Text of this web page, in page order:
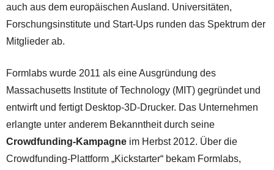
auch aus dem europäischen Ausland. Universitäten,
Forschungsinstitute und Start-Ups runden das Spektrum der
Mitglieder ab.
Formlabs wurde 2011 als eine Ausgründung des
Massachusetts Institute of Technology (MIT) gegründet und
entwirft und fertigt Desktop-3D-Drucker. Das Unternehmen
erlangte unter anderem Bekanntheit durch seine
Crowdfunding-Kampagne im Herbst 2012. Über die
Crowdfunding-Plattform „Kickstarter“ bekam Formlabs,